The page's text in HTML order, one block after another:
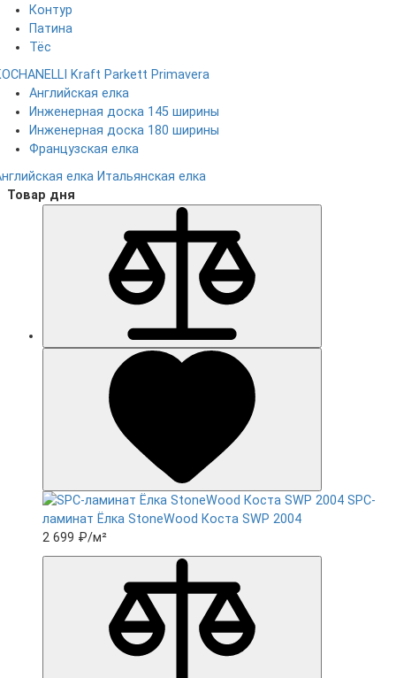
Контур
Патина
Тёс
Kraft Parkett Primavera
Английская елка
Инженерная доска 145 ширины
Инженерная доска 180 ширины
Французская елка
елка Итальянская елка
Товар дня
SPC-
ламинат Ëлка StoneWood Коста SWP 2004
2 699 ₽/м²